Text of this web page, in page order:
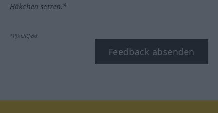
Häkchen setzen.*
*Pflichtfeld
Feedback absenden